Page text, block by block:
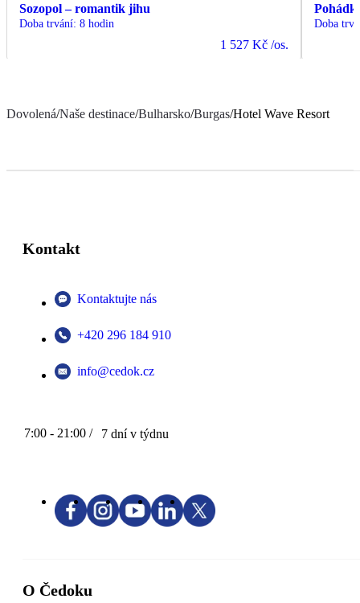
Sozopol – romantik jihu
Doba trvání: 8 hodin
1 527 Kč /os.
Doba
Dovolená/Naše destinace/Bulharsko/Burgas/Hotel Wave Resort
Kontakt
Kontaktujte nás
+420 296 184 910
info@cedok.cz
7:00 - 21:00 / 7 dní v týdnu
O Čedoku